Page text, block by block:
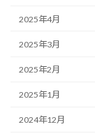
2025年4月
2025年3月
2025年2月
2025年1月
2024年12月